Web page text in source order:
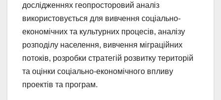
дослідженнях геопросторовий аналіз
використовується для вивчення соціально-
економічних та культурних процесів, аналізу
розподілу населення, вивчення міграційних
потоків, розробки стратегій розвитку територій
та оцінки соціально-економічного впливу
проектів та програм.